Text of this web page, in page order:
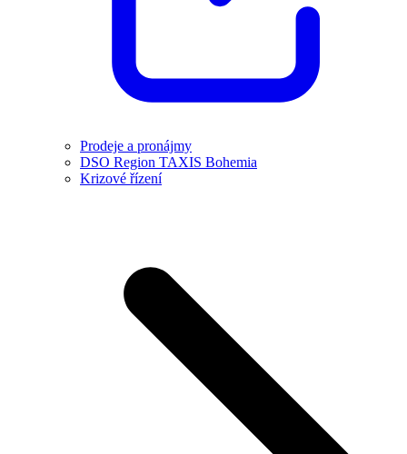
Prodeje a pronájmy
DSO Region TAXIS Bohemia
Krizové řízení